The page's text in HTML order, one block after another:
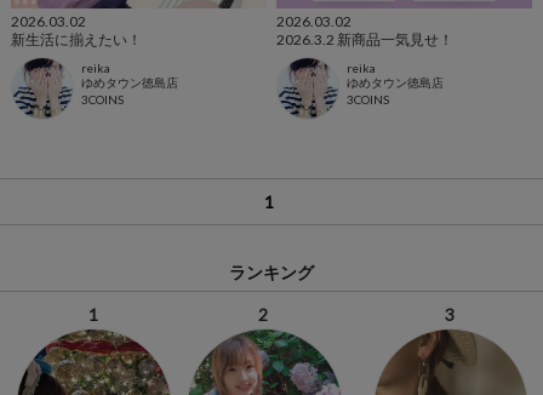
2026.03.02
新生活に揃えたい！
reika
ゆめタウン徳島店
3COINS
2026.03.02
2026.3.2 新商品一気見せ！
reika
ゆめタウン徳島店
3COINS
1
ランキング
1 2 3